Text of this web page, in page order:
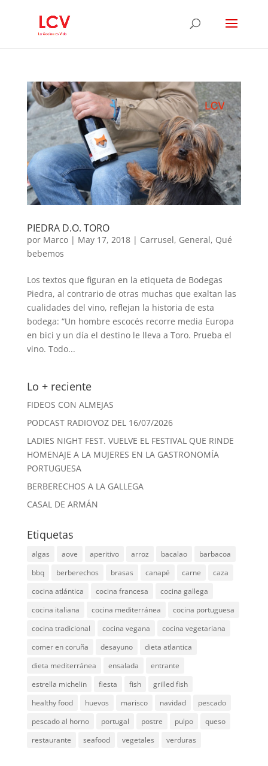
PIEDRA D.O. TORO
por Marco| May 17, 2018| Carrusel, General, Qué
bebemos
Los textos que figuran en la etiqueta de Bodegas
Piedra, al contrario de otras muchas que exaltan las
cualidades del vino, reflejan la historia de esta
bodega: “Un hombre escocés recorre media Europa
en bici y un día el destino le lleva a Toro. Prueba el
vino. Todo...
Lo + reciente
FIDEOS CON ALMEJAS
PODCAST RADIOVOZ DEL 16/07/2026
LADIES NIGHT FEST. VUELVE EL FESTIVAL QUE RINDE
HOMENAJE A LA MUJERES EN LA GASTRONOMÍA
PORTUGUESA
BERBERECHOS A LA GALLEGA
CASAL DE ARMÁN
Etiquetas
algas aove aperitivo arroz bacalao
barbacoa
bbq
berberechos brasas canapé carne
caza
cocina atlántica
cocina francesa
cocina gallega
cocina italiana
cocina mediterránea
cocina portuguesa
cocina tradicional
cocina vegana
cocina vegetariana
comer en coruña
desayuno
dieta atlantica
dieta mediterránea
ensalada
entrante
estrella michelin
fiesta fish
grilled fish
healthy food
huevos marisco navidad
pescado
pescado al horno
portugal postre pulpo
queso
restaurante
seafood vegetales verduras